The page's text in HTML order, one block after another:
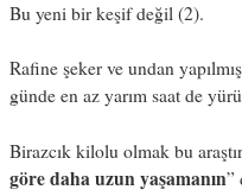
Bu yeni bir keşif değil (2).
Rafine şeker ve undan
günde en az yarım saat de
Birazcık kilolu olmak bu
göre daha uzun yaşamanın”